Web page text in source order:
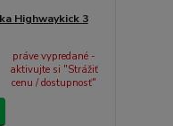
Highwaykick 3
práve vypredané -
aktivujte si "Strážiť
cenu / dostupnosť"